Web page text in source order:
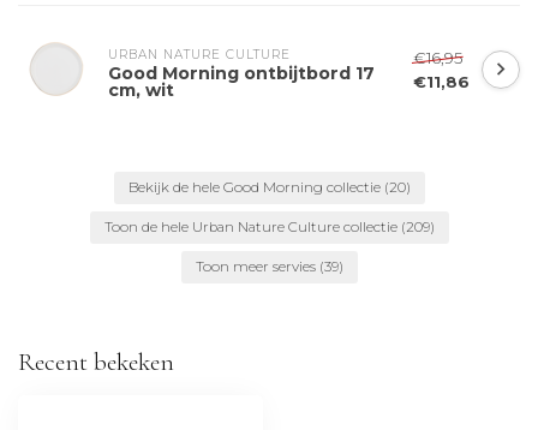
URBAN NATURE CULTURE
Good Morning ontbijtbord 17
cm, wit
€16,95
€11,86
Bekijk de hele Good Morning collectie (20)
Toon de hele Urban Nature Culture collectie (209)
Toon meer servies (39)
Recent bekeken